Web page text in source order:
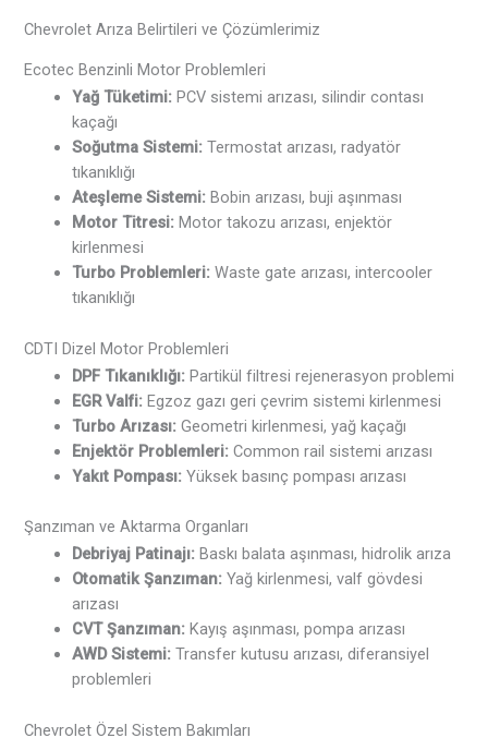
Chevrolet Arıza Belirtileri ve Çözümlerimiz
Ecotec Benzinli Motor Problemleri
Yağ Tüketimi: PCV sistemi arızası, silindir contası
kaçağı
Soğutma Sistemi: Termostat arızası, radyatör
tıkanıklığı
Ateşleme Sistemi: Bobin arızası, buji aşınması
Motor Titresi: Motor takozu arızası, enjektör
kirlenmesi
Turbo Problemleri: Waste gate arızası, intercooler
tıkanıklığı
CDTI Dizel Motor Problemleri
DPF Tıkanıklığı: Partikül filtresi rejenerasyon problemi
EGR Valfi: Egzoz gazı geri çevrim sistemi kirlenmesi
Turbo Arızası: Geometri kirlenmesi, yağ kaçağı
Enjektör Problemleri: Common rail sistemi arızası
Yakıt Pompası: Yüksek basınç pompası arızası
Şanzıman ve Aktarma Organları
Debriyaj Patinajı: Baskı balata aşınması, hidrolik arıza
Otomatik Şanzıman: Yağ kirlenmesi, valf gövdesi
arızası
CVT Şanzıman: Kayış aşınması, pompa arızası
AWD Sistemi: Transfer kutusu arızası, diferansiyel
problemleri
Chevrolet Özel Sistem Bakımları